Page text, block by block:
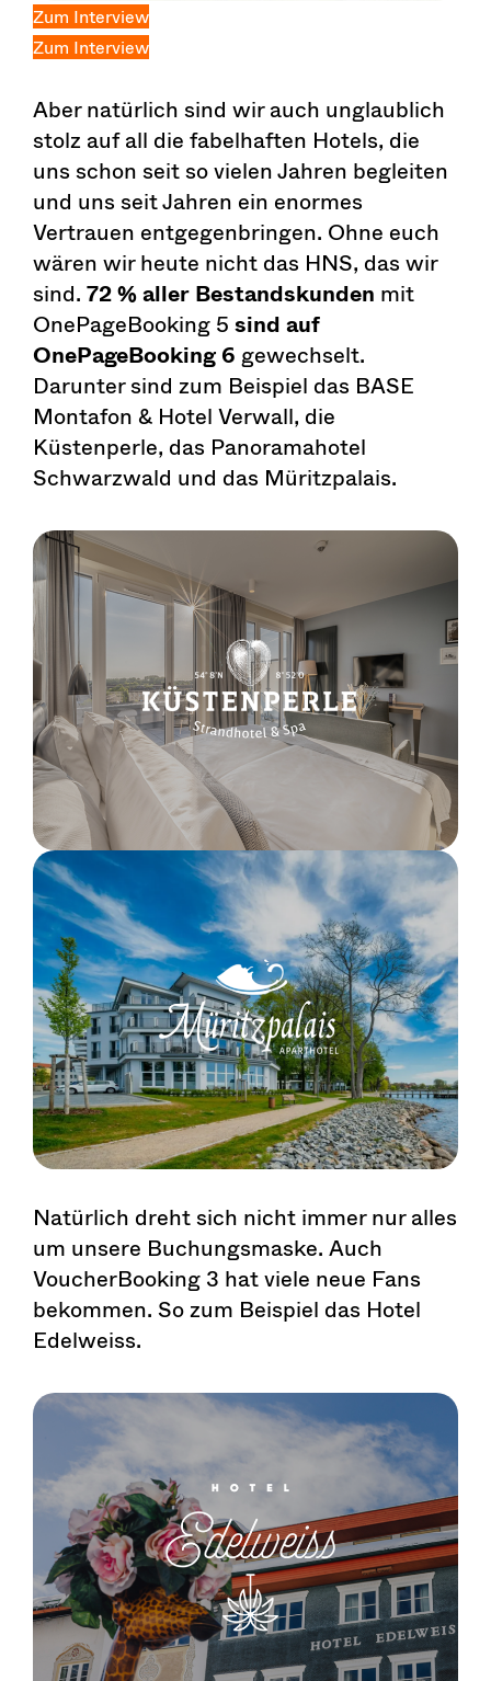
Zum Interview
Zum Interview
Aber natürlich sind wir auch unglaublich
stolz auf all die fabelhaften Hotels, die
uns schon seit so vielen Jahren begleiten
und uns seit Jahren ein enormes
Vertrauen entgegenbringen. Ohne euch
wären wir heute nicht das HNS, das wir
sind.72 % allerBestandskunden mit
OnePageBooking 5sindauf
OnePageBooking 6 gewechselt.
Darunter sind zum Beispiel das BASE
Montafon & Hotel Verwall, die
Küstenperle, das Panoramahotel
Schwarzwald und das Müritzpalais.
Natürlich dreht sich nicht immer nur alles
um unsere Buchungsmaske. Auch
VoucherBooking 3 hat viele neue Fans
bekommen. So zum Beispiel das Hotel
Edelweiss.